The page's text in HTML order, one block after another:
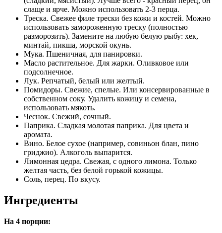
слаще и ярче. Можно использовать 2-3 перца.
Треска. Свежее филе трески без кожи и костей. Можно
использовать замороженную треску (полностью
разморозить). Замените на любую белую рыбу: хек,
минтай, пикша, морской окунь.
Мука. Пшеничная, для панировки.
Масло растительное. Для жарки. Оливковое или
подсолнечное.
Лук. Репчатый, белый или желтый.
Помидоры. Свежие, спелые. Или консервированные в
собственном соку. Удалить кожицу и семена,
использовать мякоть.
Чеснок. Свежий, сочный.
Паприка. Сладкая молотая паприка. Для цвета и
аромата.
Вино. Белое сухое (например, совиньон блан, пино
гриджио). Алкоголь выпарится.
Лимонная цедра. Свежая, с одного лимона. Только
желтая часть, без белой горькой кожицы.
Соль, перец. По вкусу.
Ингредиенты
На 4 порции: